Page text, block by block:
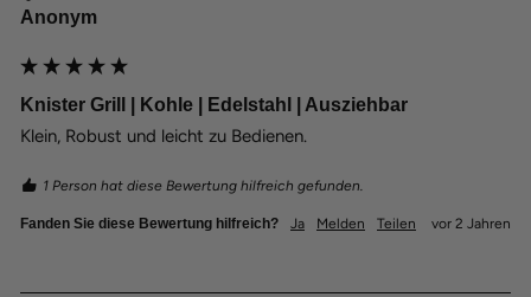
Anonym
Knister Grill | Kohle | Edelstahl | Ausziehbar
Klein, Robust und leicht zu Bedienen.
1 Person hat diese Bewertung hilfreich gefunden.
Fanden Sie diese Bewertung hilfreich? Ja Melden Teilen vor 2 Jahren